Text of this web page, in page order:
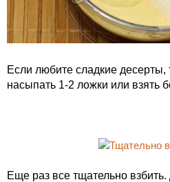
Если любите сладкие
насыпать 1-2 ложки или взять
Еще раз все тщательно